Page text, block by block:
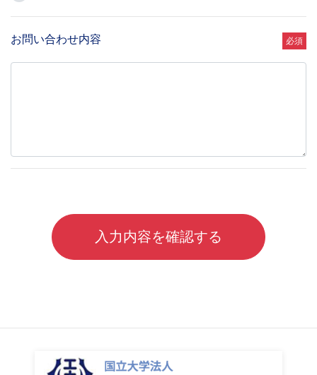
お問い合わせ内容 必須
入力内容を確認する